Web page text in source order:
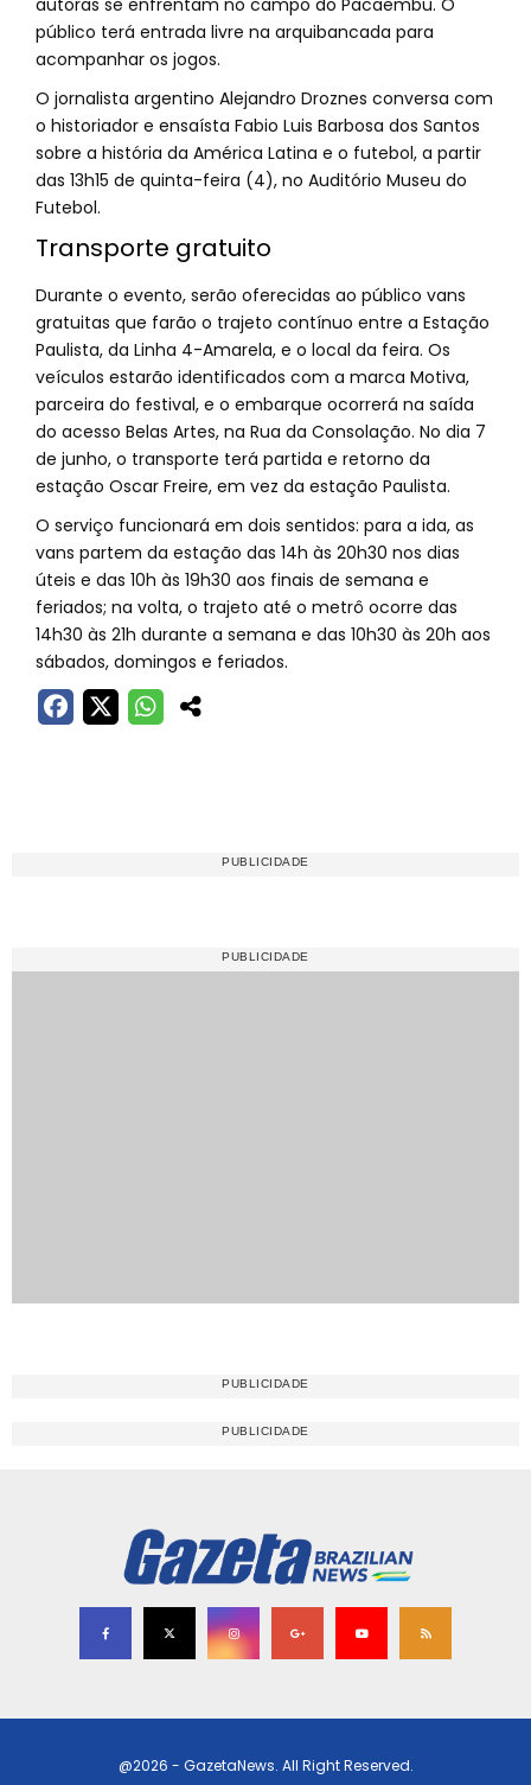
autoras se enfrentam no campo do Pacaembu. O
público terá entrada livre na arquibancada para
acompanhar os jogos.
O jornalista argentino Alejandro Droznes conversa com
o historiador e ensaísta Fabio Luis Barbosa dos Santos
sobre a história da América Latina e o futebol, a partir
das 13h15 de quinta-feira (4), no Auditório Museu do
Futebol.
Transporte gratuito
Durante o evento, serão oferecidas ao público vans
gratuitas que farão o trajeto contínuo entre a Estação
Paulista, da Linha 4-Amarela, e o local da feira. Os
veículos estarão identificados com a marca Motiva,
parceira do festival, e o embarque ocorrerá na saída
do acesso Belas Artes, na Rua da Consolação. No dia 7
de junho, o transporte terá partida e retorno da
estação Oscar Freire, em vez da estação Paulista.
O serviço funcionará em dois sentidos: para a ida, as
vans partem da estação das 14h às 20h30 nos dias
úteis e das 10h às 19h30 aos finais de semana e
feriados; na volta, o trajeto até o metrô ocorre das
14h30 às 21h durante a semana e das 10h30 às 20h aos
sábados, domingos e feriados.
@2026 - GazetaNews. All Right Reserved.